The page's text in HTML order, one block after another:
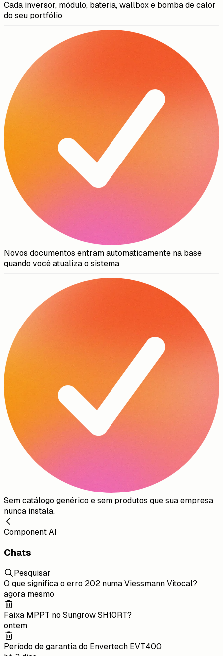
Cada inversor, módulo, bateria, wallbox e bomba de calor
do seu portfólio
Novos documentos entram automaticamente na base
quando você atualiza o sistema
Sem catálogo genérico e sem produtos que sua empresa
nunca instala.
Component AI
Chats
Pesquisar
O que significa o erro 202 numa Viessmann Vitocal?
agora mesmo
Faixa MPPT no Sungrow SH10RT?
ontem
Período de garantia do Envertech EVT400